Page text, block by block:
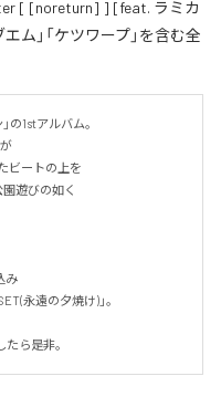
[ [noreturn] ] [feat. ラミカ
ム」「ケツワープ」を含む全
の1stアルバム。
ビートの上を
遊びの如く
み
永遠の夕焼け)」。
ら是非。